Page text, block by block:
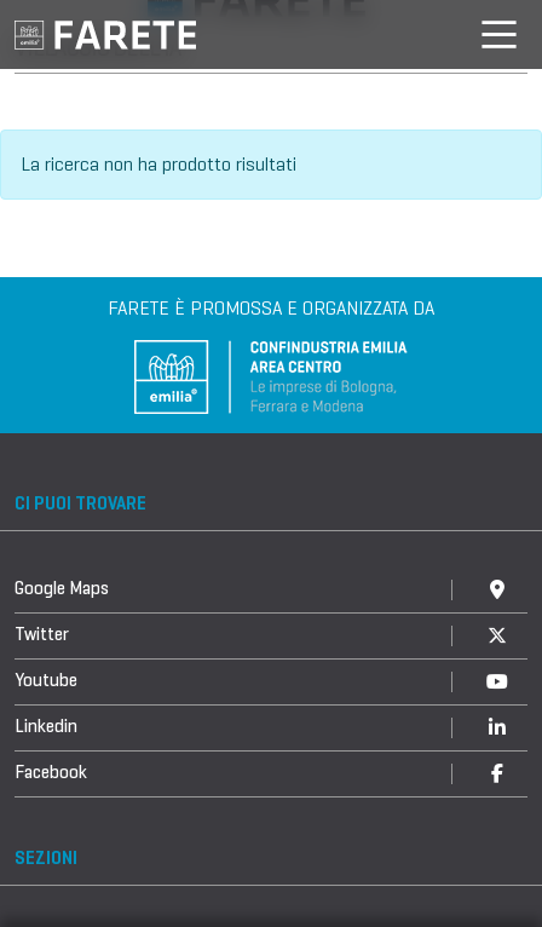
VILLAGGIO DELL'IA
La ricerca non ha prodotto risultati
FARETE È PROMOSSA E ORGANIZZATA DA
CI PUOI TROVARE
Google Maps
Twitter
Youtube
Linkedin
Facebook
SEZIONI